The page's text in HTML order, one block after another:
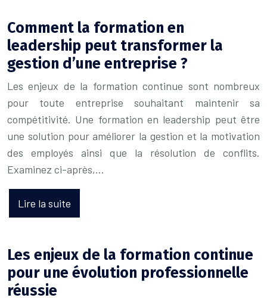
Comment la formation en
leadership peut transformer la
gestion d’une entreprise ?
Les enjeux de la formation continue sont nombreux
pour toute entreprise souhaitant maintenir sa
compétitivité. Une formation en leadership peut être
une solution pour améliorer la gestion et la motivation
des employés ainsi que la résolution de conflits.
Examinez ci-après,…
Lire la suite
Les enjeux de la formation continue
pour une évolution professionnelle
réussie